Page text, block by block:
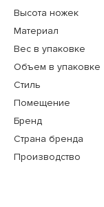
Высота ножек
Материал
Вес в упаковке
Объем в упаковке
Стиль
Помещение
Бренд
Страна бренда
Производство